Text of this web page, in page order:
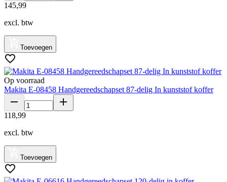
145,99
excl. btw
Toevoegen
Op voorraad
Makita E-08458 Handgereedschapset 87-delig In kunststof koffer
118,99
excl. btw
Toevoegen